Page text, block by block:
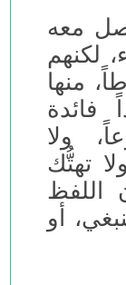
معه
لكنهم
منها
فائدة
ولا
تهتُّك
اللفظ
أو